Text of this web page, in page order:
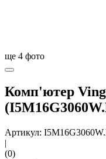
ще 4 фото
Комп'ютер
Артикул:
|
(0)